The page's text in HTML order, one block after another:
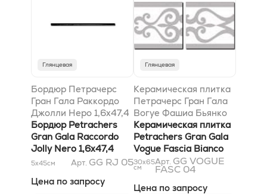
Глянцевая
Бордюр Петрачерс
Гран Гала Раккордо
Джолли Неро 1,6x47,4
Бордюр Petrachers
Gran Gala Raccordo
Jolly Nero 1,6x47,4
5x45см Арт. GG RJ 05
Цена по запросу
Глянцевая
Керамическая плитка
Петрачерс Гран Гала
Вогуе Фашиа Бьянко
31,5x63
Керамическая плитка
Petrachers Gran Gala
Vogue Fascia Bianco
31,5x63
30x65
см
Арт. GG VOGUE
FASC 04
Цена по запросу